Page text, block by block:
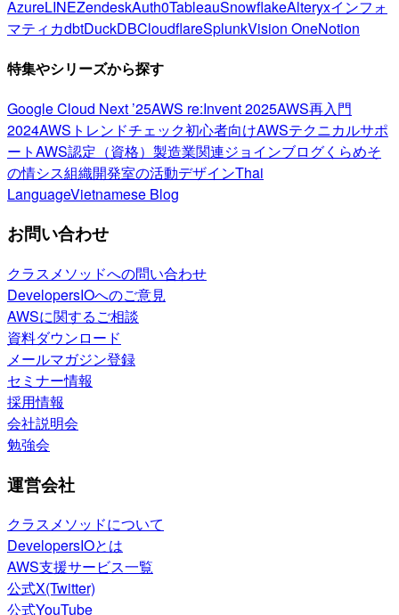
AzureLINEZendeskAuth0TableauSnowflakeAlteryxインフォ
マティカdbtDuckDBCloudflareSplunkVision OneNotion
特集やシリーズから探す
Google Cloud Next ’25AWS re:Invent 2025AWS再入門
2024AWSトレンドチェック初心者向けAWSテクニカルサポ
ートAWS認定（資格） 製造業関連ジョインブログくらめそ
の情シス組織開発室の活動デザインThai
LanguageVietnamese Blog
お問い合わせ
クラスメソッドへの問い合わせ
DevelopersIOへのご意見
AWSに関するご相談
資料ダウンロード
メールマガジン登録
セミナー情報
採用情報
会社説明会
勉強会
運営会社
クラスメソッドについて
DevelopersIOとは
AWS支援サービス一覧
公式X(Twitter)
公式YouTube